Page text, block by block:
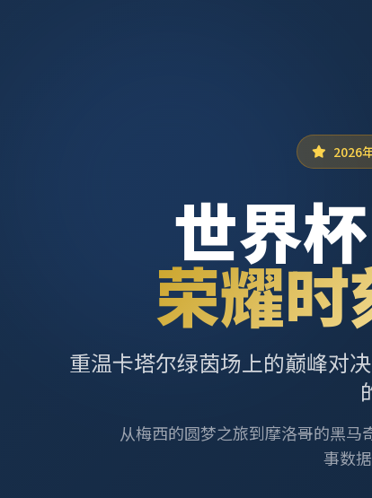
2026
世界
荣耀
重温卡塔尔绿茵场上的巅峰对
从梅西的圆梦之旅到摩洛哥的黑
事数